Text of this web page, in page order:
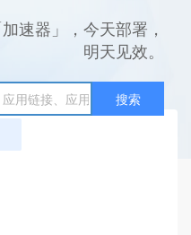
速器」，今天部署，
明天见效。
搜索